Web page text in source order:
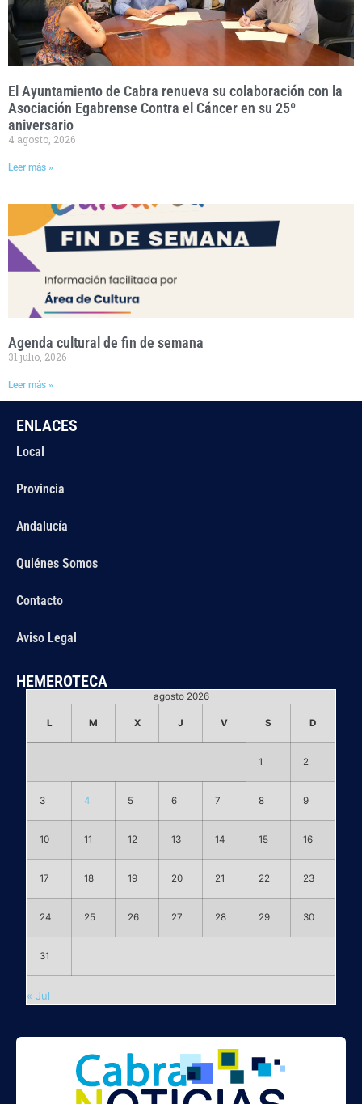
El Ayuntamiento de Cabra renueva su colaboración con la
Asociación Egabrense Contra el Cáncer en su 25º
aniversario
4 agosto, 2026
Leer más »
Agenda cultural de fin de semana
31 julio, 2026
Leer más »
ENLACES
Local
Provincia
Andalucía
Quiénes Somos
Contacto
Aviso Legal
HEMEROTECA
agosto 2026
L M X J V S D
1 2
3 4 5 6 7 8 9
10 11 12 13 14 15 16
17 18 19 20 21 22 23
24 25 26 27 28 29 30
31
« Jul